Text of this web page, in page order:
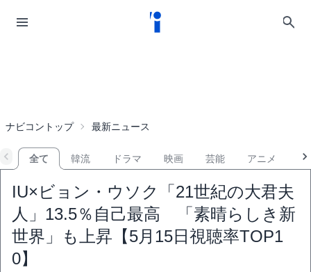
ナビコントップ 最新ニュース
全て 韓流 ドラマ 映画 芸能 アニメ
IU×ビョン・ウソク「21世紀の大君夫
人」13.5％自己最高 「素晴らしき新
世界」も上昇【5月15日視聴率TOP1
0】